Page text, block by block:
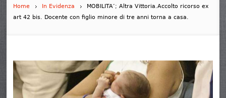
Home In Evidenza
MOBILITA’; Altra Vittoria.Accolto ricorso ex
art 42 bis. Docente con figlio minore di tre anni torna a casa.